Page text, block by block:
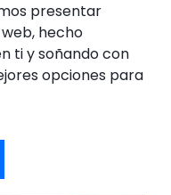
presentar
hecho
ti y soñando con
opciones para